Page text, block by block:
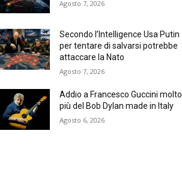
Agosto 7, 2026
Secondo l’Intelligence Usa Putin
per tentare di salvarsi potrebbe
attaccare la Nato
Agosto 7, 2026
Addio a Francesco Guccini molto
più del Bob Dylan made in Italy
Agosto 6, 2026